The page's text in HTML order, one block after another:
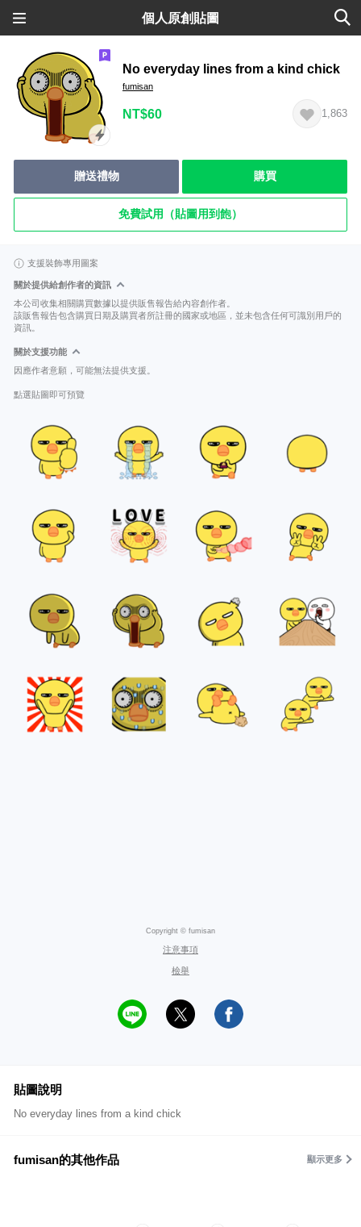
個人原創貼圖
No everyday lines from a kind chick
fumisan
NT$60 1,863
贈送禮物 購買
免費試用（貼圖用到飽）
支援裝飾專用圖案
關於提供給創作者的資訊
本公司收集相關購買數據以提供販售報告給內容創作者。
該販售報告包含購買日期及購買者所註冊的國家或地區，並未包含任何可識別用戶的
資訊。
關於支援功能
因應作者意願，可能無法提供支援。
點選貼圖即可預覽
Copyright © fumisan
注意事項
檢舉
貼圖說明
No everyday lines from a kind chick
fumisan的其他作品 顯示更多